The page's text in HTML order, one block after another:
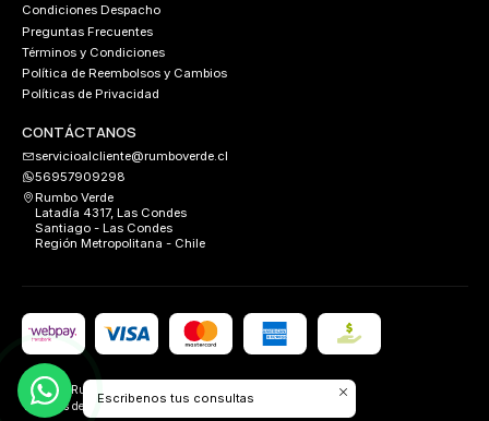
Condiciones Despacho
Preguntas Frecuentes
Términos y Condiciones
Política de Reembolsos y Cambios
Políticas de Privacidad
CONTÁCTANOS
servicioalcliente@rumboverde.cl
56957909298
Rumbo Verde
Latadía 4317, Las Condes
Santiago - Las Condes
Región Metropolitana - Chile
2026 Rumbo Verde.
Todos los derechos reservados.Desarrollado por
Escribenos tus consultas